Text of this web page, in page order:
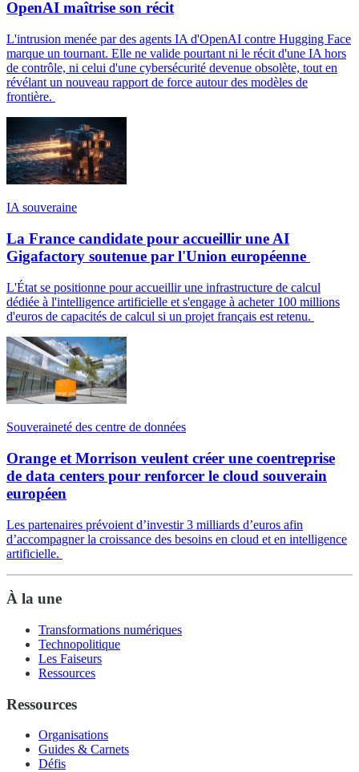
OpenAI maîtrise son récit
L'intrusion menée par des agents IA d'OpenAI contre Hugging Face
marque un tournant. Elle ne valide pourtant ni le récit d'une IA hors
de contrôle, ni celui d'une cybersécurité devenue obsolète, tout en
révélant un nouveau rapport de force autour des modèles de
frontière.
IA souveraine
La France candidate pour accueillir une AI
Gigafactory soutenue par l'Union européenne
L'État se positionne pour accueillir une infrastructure de calcul
dédiée à l'intelligence artificielle et s'engage à acheter 100 millions
d'euros de capacités de calcul si un projet français est retenu.
Souveraineté des centre de données
Orange et Morrison veulent créer une coentreprise
de data centers pour renforcer le cloud souverain
européen
Les partenaires prévoient d’investir 3 milliards d’euros afin
d’accompagner la croissance des besoins en cloud et en intelligence
artificielle.
À la une
Transformations numériques
Technopolitique
Les Faiseurs
Ressources
Ressources
Organisations
Guides & Carnets
Défis